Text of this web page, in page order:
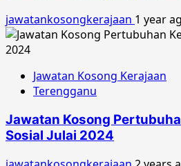
jawatankosongkerajaan 1 year
Jawatan Kosong Kerajaan
Terengganu
Jawatan Kosong
Sosial Julai 2024